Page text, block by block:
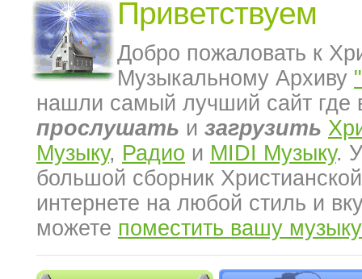
Приветствуем
Добро пожаловать к
Музыкальному Архиву
нашли самый лучший сайт где
прослушать и загрузить
Музыку, Радио и MIDI Музыку.
большой сборник
интернете на любой стиль и
можете поместить вашу музыку